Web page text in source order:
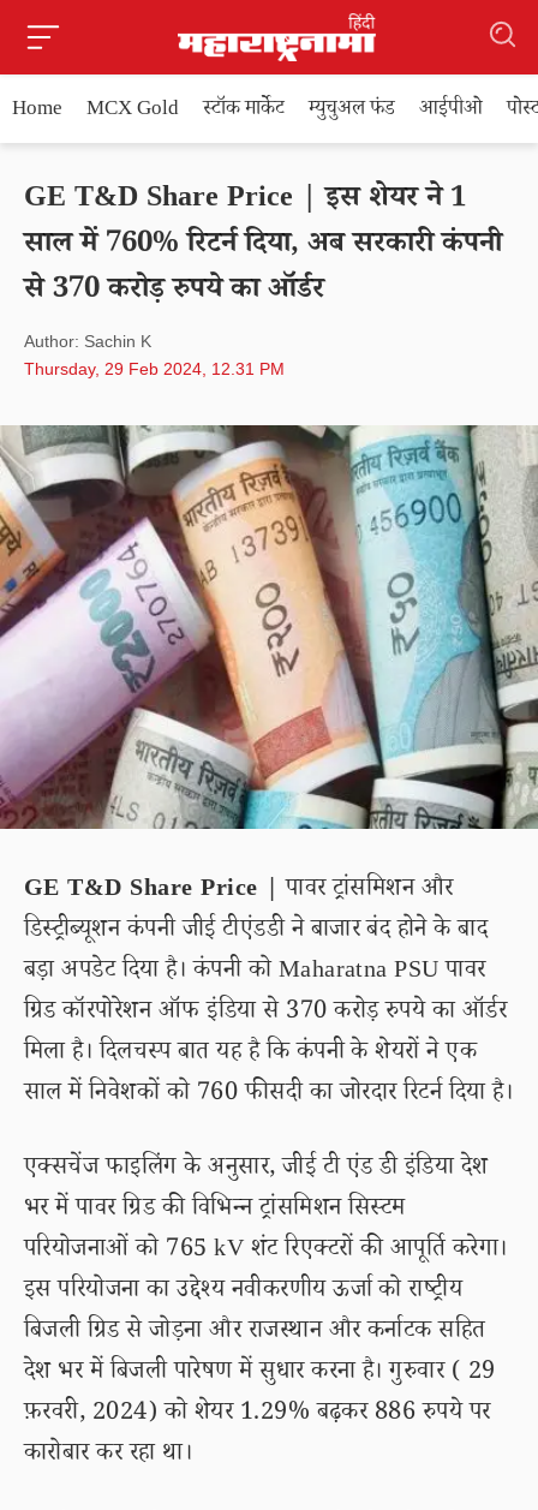
Home MCX Gold स्टॉक मार्केट म्युचुअल फंड आईपीओ
GE T&D Share Price | इस शेयर ने 1
साल में 760% रिटर्न दिया, अब सरकारी कंपनी
से 370 करोड़ रुपये का ऑर्डर
Author: Sachin K
Thursday, 29 Feb 2024, 12.31 PM
GE T&D Share Price | पावर ट्रांसमिशन और
डिस्ट्रीब्यूशन कंपनी जीई टीएंडडी ने बाजार बंद होने के बाद
बड़ा अपडेट दिया है। कंपनी को Maharatna PSU पावर
ग्रिड कॉरपोरेशन ऑफ इंडिया से 370 करोड़ रुपये का ऑर्डर
मिला है। दिलचस्प बात यह है कि कंपनी के शेयरों ने एक
साल में निवेशकों को 760 फीसदी का जोरदार रिटर्न दिया है।
एक्सचेंज फाइलिंग के अनुसार, जीई टी एंड डी इंडिया देश
भर में पावर ग्रिड की विभिन्न ट्रांसमिशन सिस्टम
परियोजनाओं को 765 kV शंट रिएक्टरों की आपूर्ति करेगा।
इस परियोजना का उद्देश्य नवीकरणीय ऊर्जा को राष्ट्रीय
बिजली ग्रिड से जोड़ना और राजस्थान और कर्नाटक सहित
देश भर में बिजली पारेषण में सुधार करना है। गुरुवार ( 29
फ़रवरी, 2024) को शेयर 1.29% बढ़कर 886 रुपये पर
कारोबार कर रहा था।